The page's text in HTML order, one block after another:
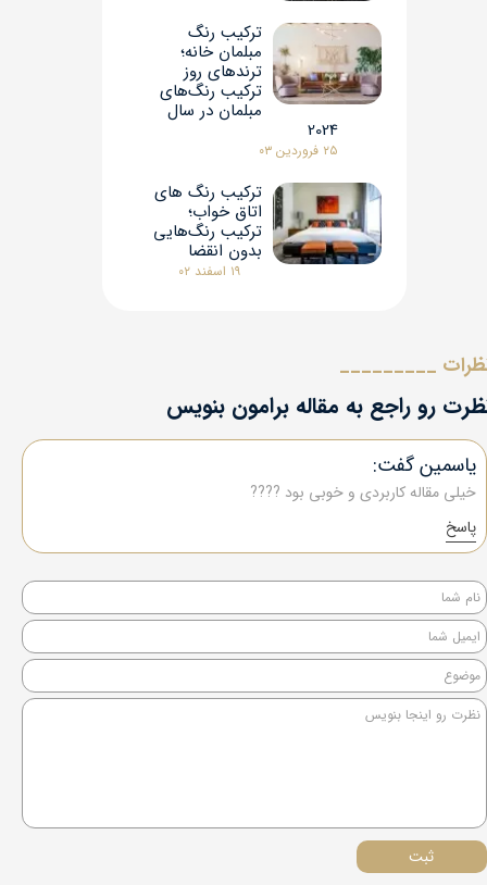
ترکیب رنگ
مبلمان خانه؛
ترندهای روز
ترکیب رنگ‌های
مبلمان در سال
2024
۲۵ فروردین ۰۳
ترکیب رنگ‌ های
اتاق خواب؛
ترکیب رنگ‌هایی
بدون انقضا
۱۹ اسفند ۰۲
یاسمین گفت:
خیلی مقاله کاربردی و خوبی بود ????
پاسخ
ثبت
_________
رو راجع به مقاله برامون بنویس